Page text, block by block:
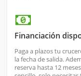
Financiación
Paga a plazos tu
la fecha de salida.
reserva hasta 12